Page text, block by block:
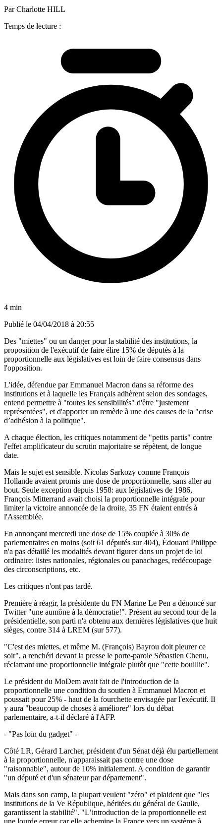
Par Charlotte HILL
Temps de lecture :
4 min
Publié le 04/04/2018 à 20:55
Des "miettes" ou un danger pour la stabilité des institutions, la
proposition de l'exécutif de faire élire 15% de députés à la
proportionnelle aux législatives est loin de faire consensus dans
l'opposition.
L'idée, défendue par Emmanuel Macron dans sa réforme des
institutions et à laquelle les Français adhèrent selon des sondages,
entend permettre à "toutes les sensibilités" d'être "justement
représentées", et d'apporter un remède à une des causes de la "crise
d’adhésion à la politique".
A chaque élection, les critiques notamment de "petits partis" contre
l'effet amplificateur du scrutin majoritaire se répètent, de longue
date.
Mais le sujet est sensible. Nicolas Sarkozy comme François
Hollande avaient promis une dose de proportionnelle, sans aller au
bout. Seule exception depuis 1958: aux législatives de 1986,
François Mitterrand avait choisi la proportionnelle intégrale pour
limiter la victoire annoncée de la droite, 35 FN étaient entrés à
l'Assemblée.
En annonçant mercredi une dose de 15% couplée à 30% de
parlementaires en moins (soit 61 députés sur 404), Édouard Philippe
n'a pas détaillé les modalités devant figurer dans un projet de loi
ordinaire: listes nationales, régionales ou panachages, redécoupage
des circonscriptions, etc.
Les critiques n'ont pas tardé.
Première à réagir, la présidente du FN Marine Le Pen a dénoncé sur
Twitter "une aumône à la démocratie!". Présent au second tour de la
présidentielle, son parti n'a obtenu aux dernières législatives que huit
sièges, contre 314 à LREM (sur 577).
"C'est des miettes, et même M. (François) Bayrou doit pleurer ce
soir", a renchéri devant la presse le porte-parole Sébastien Chenu,
réclamant une proportionnelle intégrale plutôt que "cette bouillie".
Le président du MoDem avait fait de l'introduction de la
proportionnelle une condition du soutien à Emmanuel Macron et
poussait pour 25% - haut de la fourchette envisagée par l'exécutif. Il
y aura "beaucoup de choses à améliorer" lors du débat
parlementaire, a-t-il déclaré à l'AFP.
- "Pas loin du gadget" -
Côté LR, Gérard Larcher, président d'un Sénat déjà élu partiellement
à la proportionnelle, n'apparaissait pas contre une dose
"raisonnable", autour de 10% initialement. A condition de garantir
"un député et d'un sénateur par département".
Mais dans son camp, la plupart veulent "zéro" et plaident que "les
institutions de la Ve République, héritées du général de Gaulle,
garantissent la stabilité". "L’introduction de la proportionnelle est
une lourde erreur car elle achemine la France vers un système à